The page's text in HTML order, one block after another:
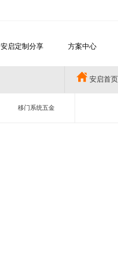
安启定制分享 方案中心
安启首页
移门系统五金